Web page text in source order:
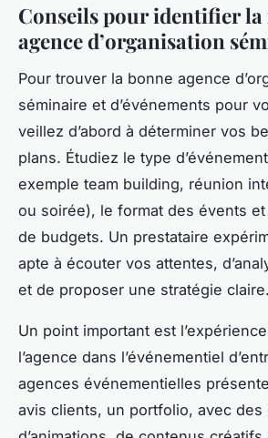
Conseils pour identifier
agence d’organisation
Pour trouver la bonne agence
séminaire et d’événements pour
veillez d’abord à déterminer vos
plans. Étudiez le type
exemple team building, réunion
ou soirée), le format des évents
de budgets. Un prestataire
apte à écouter vos attentes,
et de proposer une stratégie claire.
Un point important est
l’agence dans l’événementiel
agences événementielles
avis clients, un portfolio, avec des